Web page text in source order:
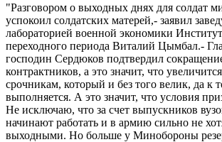
"Разговором о выходных днях для солдат
успокоил солдатских матерей,- заявил
лабораторией военной экономики
переходного периода Виталий Цымбал.-
господин Сердюков подтвердил
контрактников, а это значит, что
срочникам, который и без того велик, да к
выполняется. А это значит, что условия
Не исключаю, что за счет выпускников
начинают работать и в армию сильно не
выходными. Но больше у Минобороны